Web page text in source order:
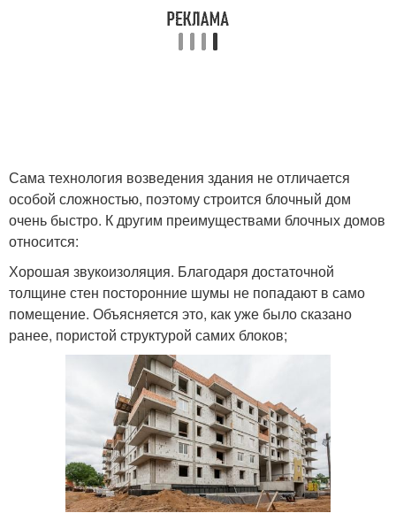
Сама технология возведения здания не отличается
особой сложностью, поэтому строится блочный дом
очень быстро. К другим преимуществами блочных домов
относится:
Хорошая звукоизоляция. Благодаря достаточной
толщине стен посторонние шумы не попадают в само
помещение. Объясняется это, как уже было сказано
ранее, пористой структурой самих блоков;